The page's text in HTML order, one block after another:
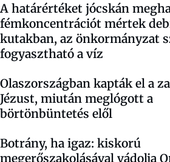
A határértéket jócskán
fémkoncentrációt mértek
kutakban, az önkormányzat
fogyasztható a víz
Olaszországban kapták el a
Jézust, miután meglógott a
börtönbüntetés elől
Botrány, ha igaz: kiskorú
megerőszakolásával vádolja